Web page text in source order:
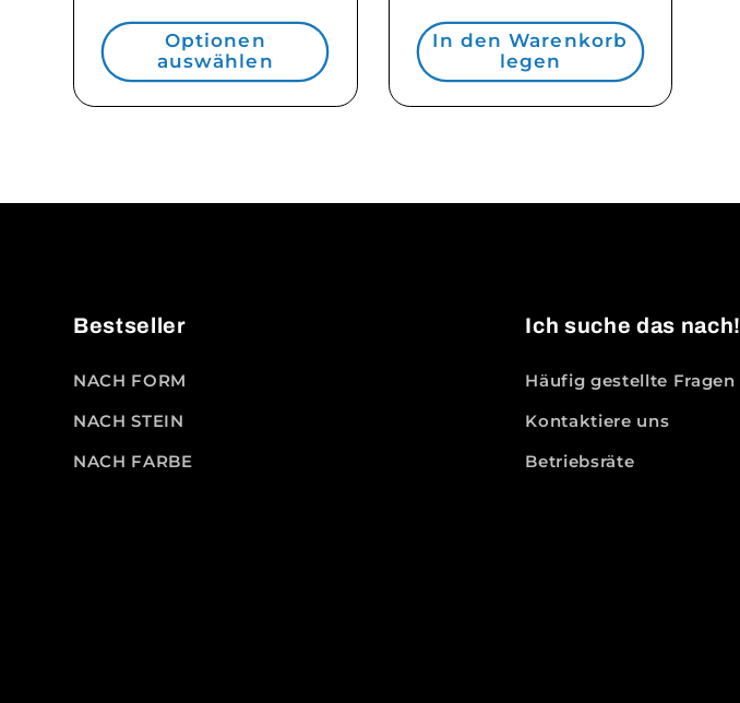
Optionen
auswählen
In den Warenkorb
legen
Bestseller
NACH FORM
NACH STEIN
NACH FARBE
Ich suche das nach!
Häufig gestellte Fragen
Kontaktiere uns
Betriebsräte